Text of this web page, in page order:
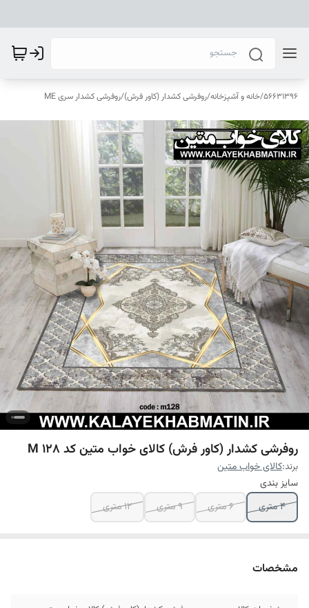
56631396
/خانه و آشپزخانه/روفرشی کشدار (کاور فرش)/روفرشی کشدار سری ME
روفرشی کشدار (کاور فرش) کالای خواب متین کد M 128
برند:کالای خواب متین
سایز بندی
4 متری
6 متری 9 متری 12 متری
مشخصات